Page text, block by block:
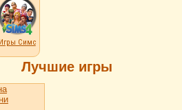
Игры Симс
Лучшие игры